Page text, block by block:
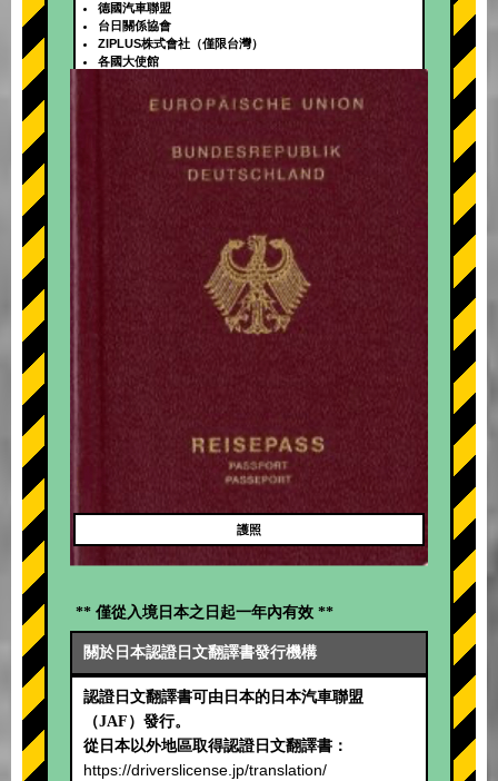
+
德國汽車聯盟
台日關係協會
ZIPLUS株式會社（僅限台灣）
各國大使館
護照
** 僅從入境日本之日起一年內有效 **
關於日本認證日文翻譯書發行機構
認證日文翻譯書可由日本的日本汽車聯盟
（JAF）發行。
從日本以外地區取得認證日文翻譯書：
https://driverslicense.jp/translation/